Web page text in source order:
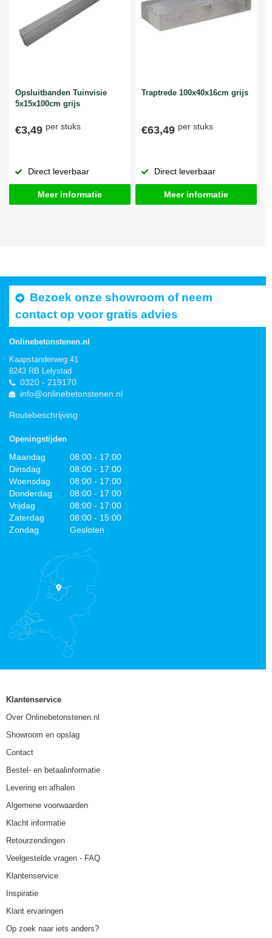
Opsluitbanden Tuinvisie
5x15x100cm grijs
€3,49 per stuks
Direct leverbaar
Meer informatie
Traptrede 100x40x16cm grijs
€63,49 per stuks
Direct leverbaar
Meer informatie
Bezoek onze showroom of neem
contact op voor gratis advies
Onlinebetonstenen.nl
Kaapstanderweg 41
8243 RB Lelystad
0320 - 219170
info@onlinebetonstenen.nl
Routebeschrijving
Openingstijden
Maandag
08:00 - 17:00
Dinsdag
08:00 - 17:00
Woensdag
08:00 - 17:00
Donderdag
08:00 - 17:00
Vrijdag
08:00 - 17:00
Zaterdag
08:00 - 15:00
Zondag
Gesloten
Klantenservice
Over Onlinebetonstenen.nl
Showroom en opslag
Contact
Bestel- en betaalinformatie
Levering en afhalen
Algemene voorwaarden
Klacht informatie
Retourzendingen
Veelgestelde vragen - FAQ
Klantenservice
Inspiratie
Klant ervaringen
Op zoek naar iets anders?